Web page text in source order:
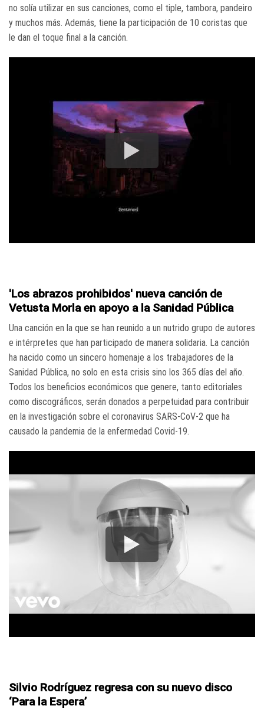
no solía utilizar en sus canciones, como el tiple, tambora, pandeiro
y muchos más. Además, tiene la participación de 10 coristas que
le dan el toque final a la canción.
'Los abrazos prohibidos' nueva canción de
Vetusta Morla en apoyo a la Sanidad Pública
Una canción en la que se han reunido a un nutrido grupo de autores
e intérpretes que han participado de manera solidaria. La canción
ha nacido como un sincero homenaje a los trabajadores de la
Sanidad Pública, no solo en esta crisis sino los 365 días del año.
Todos los beneficios económicos que genere, tanto editoriales
como discográficos, serán donados a perpetuidad para contribuir
en la investigación sobre el coronavirus SARS-CoV-2 que ha
causado la pandemia de la enfermedad Covid-19.
Silvio Rodríguez regresa con su nuevo disco
‘Para la Espera’